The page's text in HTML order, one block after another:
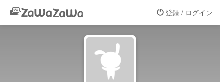
登録 / ログイン